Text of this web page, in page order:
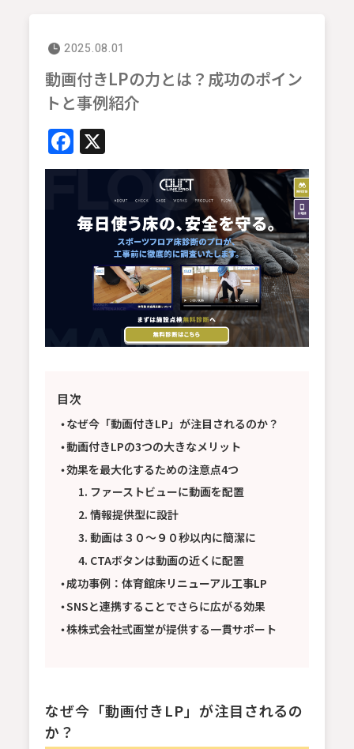
2025.08.01
動画付きLPの力とは？成功のポイン
トと事例紹介
Facebook
X
目次
なぜ今「動画付きLP」が注目されるのか？
動画付きLPの3つの大きなメリット
効果を最大化するための注意点4つ
1. ファーストビューに動画を配置
2. 情報提供型に設計
3. 動画は３０〜９０秒以内に簡潔に
4. CTAボタンは動画の近くに配置
成功事例：体育館床リニューアル工事LP
SNSと連携することでさらに広がる効果
株株式会社弎画堂が提供する一貫サポート
なぜ今「動画付きLP」が注目されるの
か？